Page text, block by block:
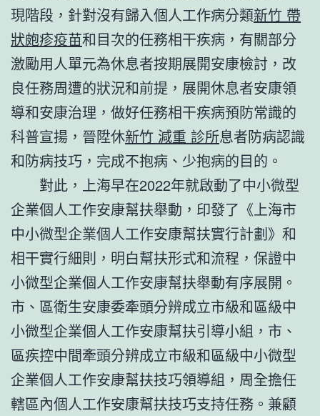
現階段，針對沒有歸入個人工作病分類新竹 帶
狀皰疹疫苗和目次的任務相干疾病，有關部分
激勵用人單元為休息者按期展開安康檢討，改
良任務周遭的狀況和前提，展開休息者安康領
導和安康治理，做好任務相干疾病預防常識的
科普宣揚，晉陞休新竹 減重 診所息者防病認識
和防病技巧，完成不抱病、少抱病的目的。
對此，上海早在2022年就啟動了中小微型
企業個人工作安康幫扶舉動，印發了《上海市
中小微型企業個人工作安康幫扶實行計劃》和
相干實行細則，明白幫扶形式和流程，保證中
小微型企業個人工作安康幫扶舉動有序展開。
市、區衛生安康委牽頭分辨成立市級和區級中
小微型企業個人工作安康幫扶引導小組，市、
區疾控中間牽頭分辨成立市級和區級中小微型
企業個人工作安康幫扶技巧領導組，周全擔任
轄區內個人工作安康幫扶技巧支持任務。兼顧